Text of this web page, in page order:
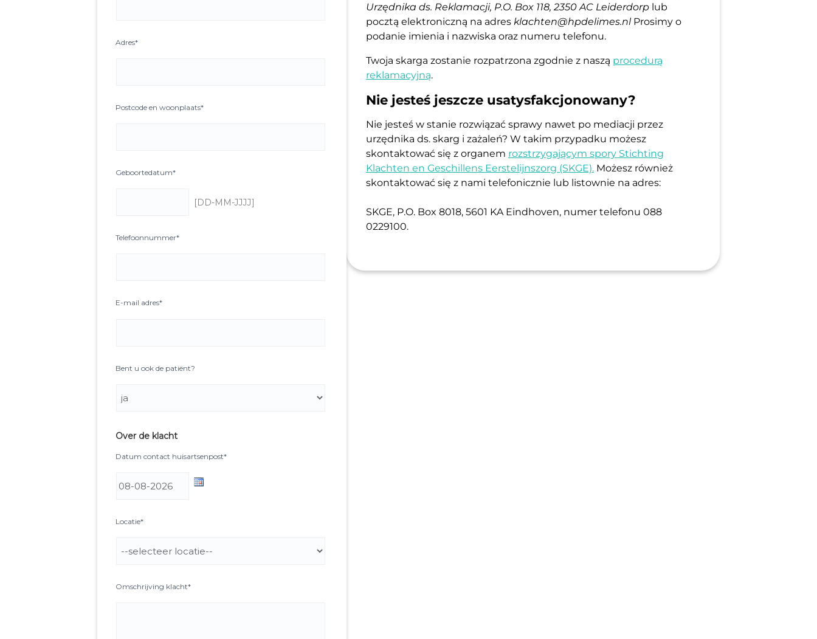
Urzędnika ds. Reklamacji, P.O. Box 118, 2350 AC Leiderdorp lub
pocztą elektroniczną na adres klachten@hpdelimes.nlProsimy o
podanie imienia i nazwiska oraz numeru telefonu.
Twoja skarga zostanie rozpatrzona zgodnie z naszą procedurą
reklamacyjną.
Nie jesteś jeszcze usatysfakcjonowany?
Nie jesteś w stanie rozwiązać sprawy nawet po mediacji przez
urzędnika ds. skarg i zażaleń? W takim przypadku możesz
skontaktować się z organem rozstrzygającym spory Stichting
Klachten en Geschillens Eerstelijnszorg (SKGE). Możesz również
skontaktować się z nami telefonicznie lub listownie na adres:
SKGE, P.O. Box 8018, 5601 KA Eindhoven, numer telefonu 088
0229100.